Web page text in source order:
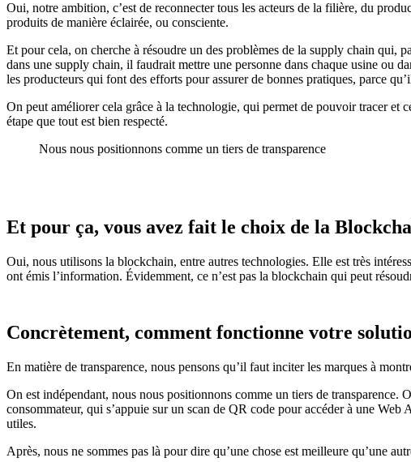
Oui, notre ambition, c’est de reconnecter tous les acteurs de la filière, du
produits de manière éclairée, ou consciente.
Et pour cela, on cherche à résoudre un des problèmes de la supply chain qui,
dans une supply chain, il faudrait mettre une personne dans chaque usine ou
les producteurs qui font des efforts pour assurer de bonnes pratiques, parce
On peut améliorer cela grâce à la technologie, qui permet de pouvoir tracer et
étape que tout est bien respecté.
Nous nous positionnons comme un tiers de transparence
Et pour ça, vous avez fait le choix de la
Oui, nous utilisons la blockchain, entre autres technologies. Elle est très
ont émis l’information. Évidemment, ce n’est pas la blockchain qui peut
Concrètement, comment fonctionne votre
En matière de transparence, nous pensons qu’il faut inciter les marques à
On est indépendant, nous nous positionnons comme un tiers de transparence.
consommateur, qui s’appuie sur un scan de QR code pour accéder à une
utiles.
Après, nous ne sommes pas là pour dire qu’une chose est meilleure qu’une